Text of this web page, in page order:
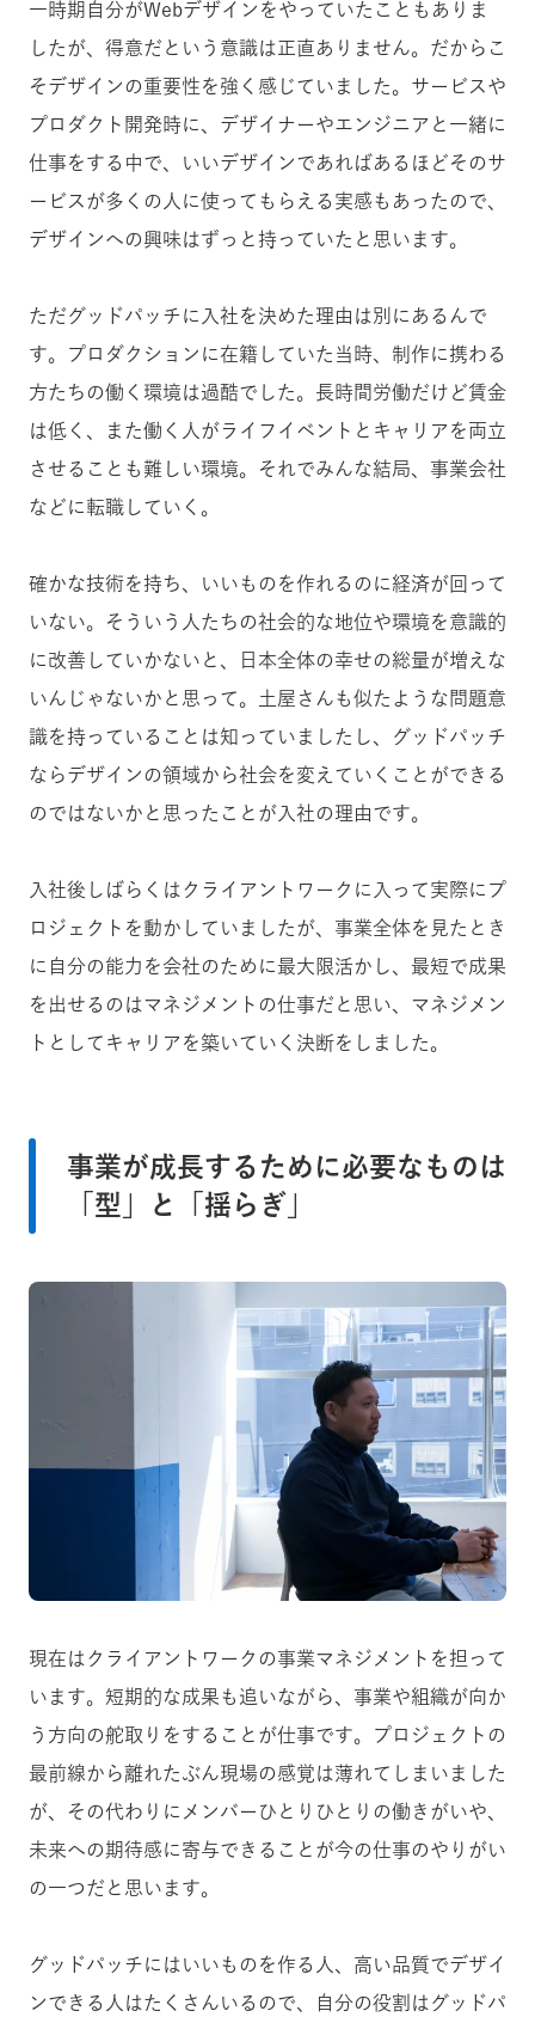
一時期自分がWebデザイン をやっていたこともありま
したが、得意だという意識は正直ありません。だからこ
そデザインの重要性を強く感じていました。サービスや
プロダクト開発時に、デザイナーやエンジニアと一緒に
仕事をする中で、いいデザインであればあるほどそのサ
ービスが多くの人に使ってもらえる実感もあったので、
デザインへの興味はずっと持っていたと思います。
ただグッドパッチに入社を決めた理由は別にあるんで
す。プロダクションに在籍していた当時、制作に携わる
方たちの働く環境は過酷でした。長時間労働だけど賃金
は低く、また働く人がライフイベントとキャリアを両立
させることも難しい環境。それでみんな結局、事業会社
などに転職していく。
確かな技術を持ち、いいものを作れるのに経済が回って
いない。そういう人たちの社会的な地位や環境を意識的
に改善していかないと、日本全体の幸せの総量が増えな
いんじゃないかと思って。土屋さんも似たような問題意
識を持っていることは知っていましたし、グッドパッチ
ならデザインの領域から社会を変えていくことができる
のではないかと思ったことが入社の理由です。
入社後しばらくはクライアントワークに入って実際にプ
ロジェクトを動かしていましたが、事業全体を見たとき
に自分の能力を会社のために最大限活かし、最短で成果
を出せるのはマネジメントの仕事だと思い、マネジメン
トとしてキャリアを築いていく決断をしました。
事業が成長するために必要なものは
「型」と「揺らぎ」
現在はクライアントワークの事業マネジメントを担って
います。短期的な成果も追いながら、事業や組織が向か
う方向の舵取りをすることが仕事です。
プロジェクトの
最前線から離れたぶん現場の感覚は薄れてしまいました
が、その代わりにメンバーひとりひとりの働きがいや、
未来への期待感に寄与できることが今の仕事のやりがい
の一つだと思います。
グッドパッチにはいいものを作る人、 高い品質でデザイ
ンできる 人はたくさんいるので、自分の役割はグッドパ